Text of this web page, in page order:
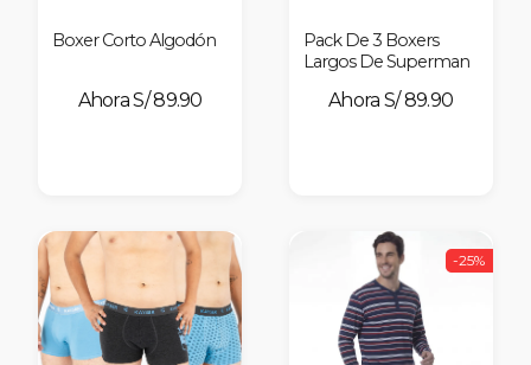
Boxer Corto Algodón
S/ 89.90
Pack De 3 Boxers
Largos De Superman
S/ 89.90
-25%